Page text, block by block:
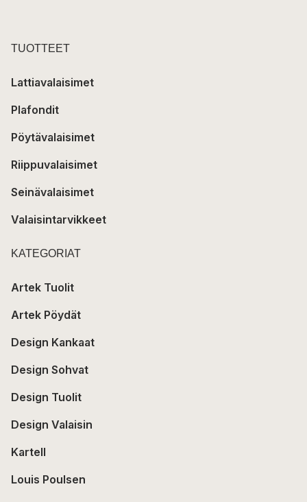
TUOTTEET
Lattiavalaisimet
Plafondit
Pöytävalaisimet
Riippuvalaisimet
Seinävalaisimet
Valaisintarvikkeet
KATEGORIAT
Artek Tuolit
Artek Pöydät
Design Kankaat
Design Sohvat
Design Tuolit
Design Valaisin
Kartell
Louis Poulsen